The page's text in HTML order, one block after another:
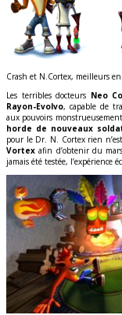
Crash et N.Cortex, meilleurs
Les terribles docteurs Neo
Rayon-Evolvo, capable de
aux pouvoirs monstrueusement
horde de nouveaux
pour le Dr. N. Cortex rien
Vortex afin d’obtenir du
jamais été testée, l’expérience